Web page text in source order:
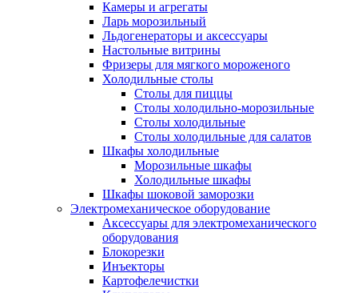
Камеры и агрегаты
Ларь морозильный
Льдогенераторы и аксессуары
Настольные витрины
Фризеры для мягкого мороженого
Холодильные столы
Столы для пиццы
Столы холодильно-морозильные
Столы холодильные
Столы холодильные для салатов
Шкафы холодильные
Mорозильные шкафы
Холодильные шкафы
Шкафы шоковой заморозки
Электромеханическое оборудование
Аксессуары для электромеханического
оборудования
Блокорезки
Инъекторы
Картофелечистки